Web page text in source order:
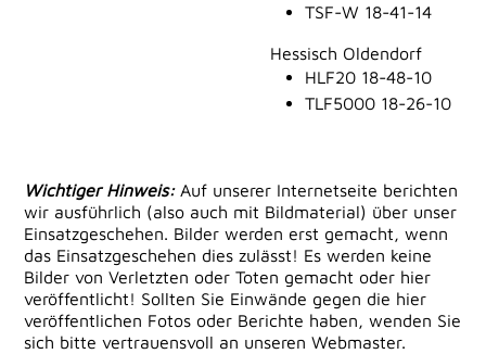
TSF-W 18-41-14
Hessisch Oldendorf
HLF20 18-48-10
TLF5000 18-26-10
Wichtiger Hinweis: Auf unserer Internetseite berichten
wir ausführlich (also auch mit Bildmaterial) über unser
Einsatzgeschehen. Bilder werden erst gemacht, wenn
das Einsatzgeschehen dies zulässt! Es werden keine
Bilder von Verletzten oder Toten gemacht oder hier
veröffentlicht! Sollten Sie Einwände gegen die hier
veröffentlichen Fotos oder Berichte haben, wenden Sie
sich bitte vertrauensvoll an unseren Webmaster.